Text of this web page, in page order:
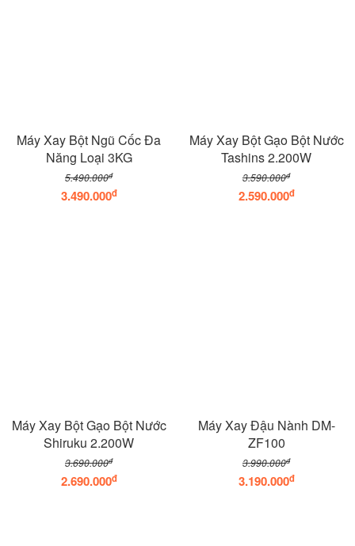
Máy Xay Bột Ngũ Cốc Đa
Năng Loại 3KG
5.490.000đ
3.490.000đ
Máy Xay Bột Gạo Bột Nước
Tashins 2.200W
3.590.000đ
2.590.000đ
Máy Xay Bột Gạo Bột Nước
Shiruku 2.200W
3.690.000đ
2.690.000đ
Máy Xay Đậu Nành DM-
ZF100
3.990.000đ
3.190.000đ